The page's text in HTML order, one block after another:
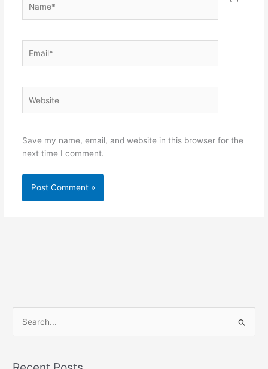
Save my name, email, and website in this browser for the
next time I comment.
r